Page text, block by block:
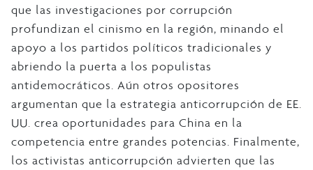
que las investigaciones por corrupción
profundizan el cinismo en la región, minando el
apoyo a los partidos políticos tradicionales y
abriendo la puerta a los populistas
antidemocráticos. Aún otros opositores
argumentan que la estrategia anticorrupción de EE.
UU. crea oportunidades para China en la
competencia entre grandes potencias. Finalmente,
los activistas anticorrupción advierten que las